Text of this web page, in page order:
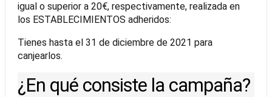
igual o superior a 20€, respectivamente, realizada en
los ESTABLECIMIENTOS adheridos:
Tienes hasta el 31 de diciembre de 2021 para
canjearlos.
¿En qué consiste la campaña?